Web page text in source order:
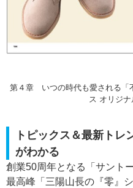
第４章 いつの時代も愛される「
ス オリジ
トピックス＆最新トレ
がわかる
創業50周年となる「サント
最高峰「三陽山長の『零』